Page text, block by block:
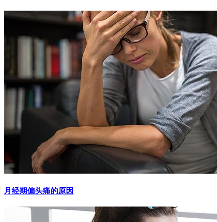
月经期偏头痛的原因